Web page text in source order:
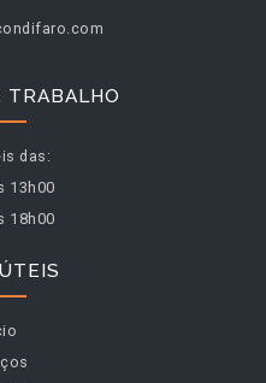
TRABALHO
das:
13h00
18h00